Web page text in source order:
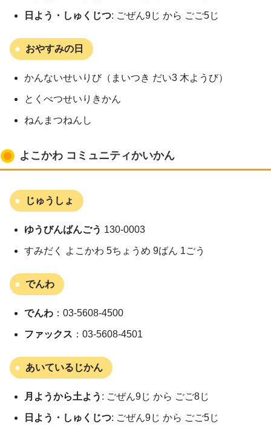
日よう・しゅくじつ: ごぜん9じ から ごご5じ
おやすみの日
かんないせいりび（まいつき だい3 木ようび）
とくべつせいりきかん
ねんまつねんし
よこかわ コミュニティかいかん
じゅうしょ
ゆうびんばんごう 130-0003
すみだく よこかわ 5ちょうめ 9ばん 1ごう
でんわ
でんわ ：03-5608-4500
ファックス ：03-5608-4501
あいているじかん
月ようから土よう : ごぜん9じ から ごご8じ
日よう・しゅくじつ: ごぜん9じ から ごご5じ